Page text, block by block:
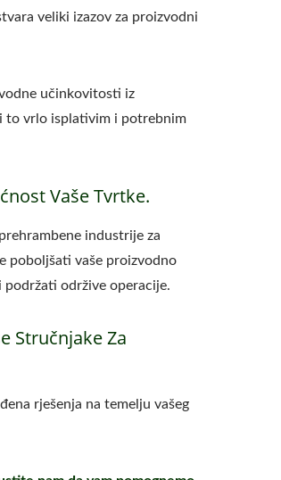
veliki izazov za proizvodni
učinkovitosti iz
to vrlo isplativim i potrebnim
Vaše Tvrtke.
industrije za
poboljšati vaše proizvodno
održive operacije.
Stručnjake Za
rješenja na temelju vašeg